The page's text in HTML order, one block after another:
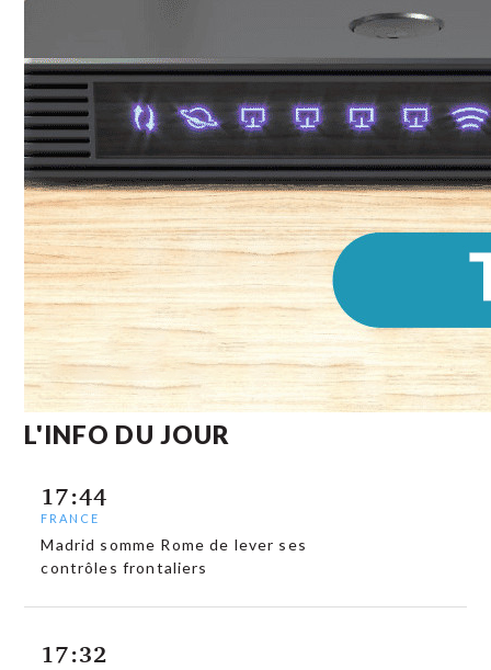
L'INFO DU JOUR
17:44
FRANCE
Madrid somme Rome de lever ses
contrôles frontaliers
17:32